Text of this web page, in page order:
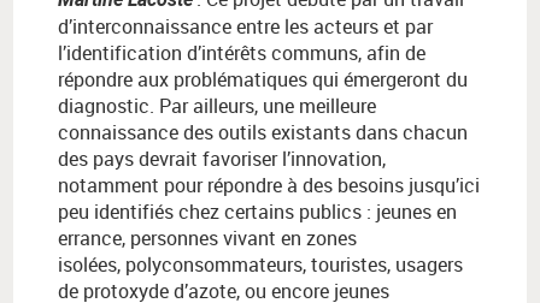
d’interconnaissance entre les acteurs et par
l’identification d’intérêts communs, afin de
répondre aux problématiques qui émergeront du
diagnostic. Par ailleurs, une meilleure
connaissance des outils existants dans chacun
des pays devrait favoriser l’innovation,
notamment pour répondreà des besoins jusqu’ici
peu identifiés chez certains publics : jeunes en
errance, personnes vivant en zones
isolées, polyconsommateurs, touristes, usagers
de protoxyde d’azote, ou encore jeunes